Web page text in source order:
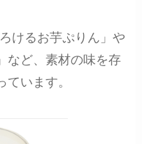
けるお芋ぷりん」や
など、素材の味を存
います。